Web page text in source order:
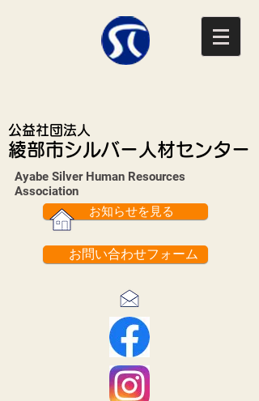
公益社団法人
綾部市シルバー人材センター
Ayabe Silver Human Resources
Association​
お知らせを見る
お問い合わせフォーム